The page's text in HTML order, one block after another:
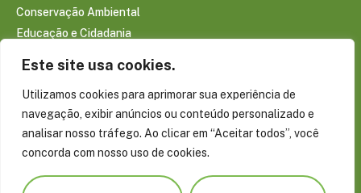
Este site usa cookies.
Utilizamos cookies para aprimorar sua experiência de
navegação, exibir anúncios ou conteúdo personalizado e
analisar nosso tráfego. Ao clicar em “Aceitar todos”, você
concorda com nosso uso de cookies.
Conservação Ambiental
Educação e Cidadania
Sociobioeconomia Amazônica
CONTEÚDOS
Notícias
Reportagens
Publicações